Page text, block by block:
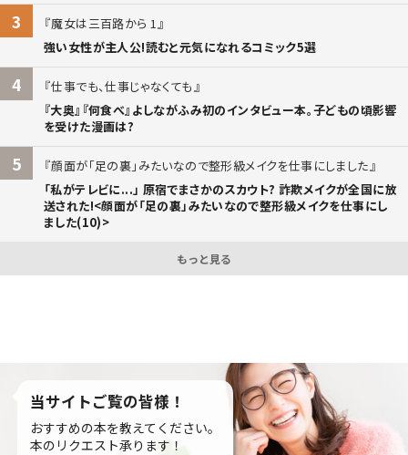
3
魔女は三百路から 1
強い女性が主人公!読むと元気になれるコミック5選
4
仕事でも、仕事じゃなくても
『大奥』『何食べ』よしながふみ初のインタビュー本。子どもの頃影響
を受けた漫画は?
5
顔面が「足の裏」みたいなので整形級メイクを仕事にしました
「私がテレビに...」 原宿でまさかのスカウト? 詐欺メイクが全国に放
送された!<顔面が「足の裏」みたいなので整形級メイクを仕事にし
ました(10)>
もっと見る
当サイトご覧の皆様！
おすすめの本を教えてください。
本のリクエスト承ります！